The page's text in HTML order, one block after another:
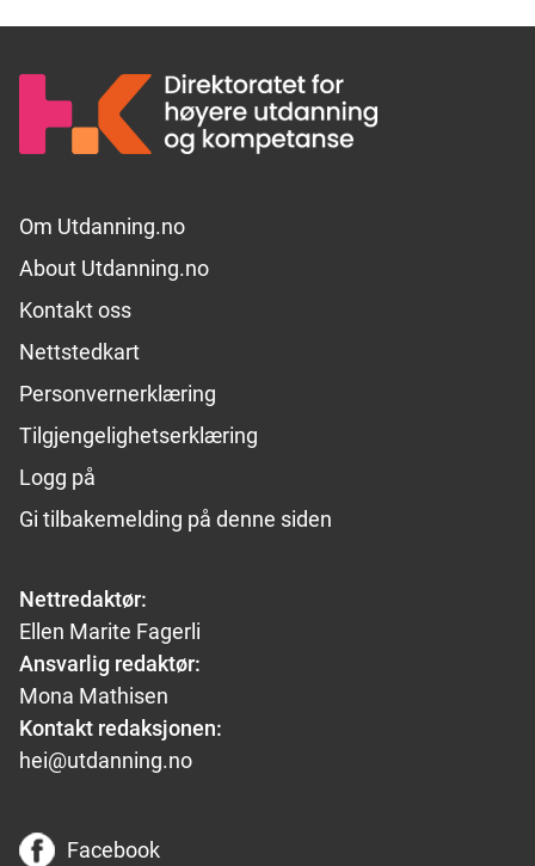
Footer links
Om Utdanning.no
About Utdanning.no
Kontakt oss
Nettstedkart
Personvernerklæring
Tilgjengelighetserklæring
Logg på
Gi tilbakemelding på denne siden
Nettredaktør:
Ellen Marite Fagerli
Ansvarlig redaktør:
Mona Mathisen
Kontakt redaksjonen:
hei@utdanning.no
Facebook